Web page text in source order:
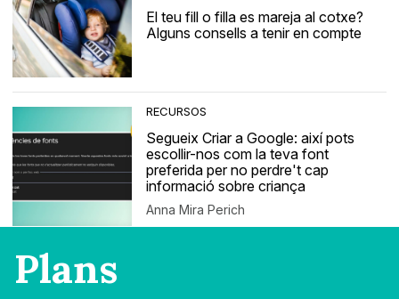
El teu fill o filla es mareja al cotxe?
Alguns consells a tenir en compte
RECURSOS
Segueix Criar a Google: així pots
escollir-nos com la teva font
preferida per no perdre't cap
informació sobre criança
Anna Mira Perich
Plans